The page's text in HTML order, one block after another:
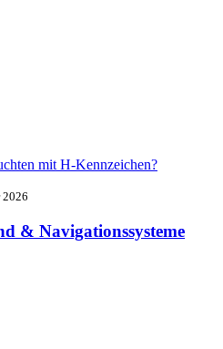
mit H-Kennzeichen?
2026
& Navigationssysteme